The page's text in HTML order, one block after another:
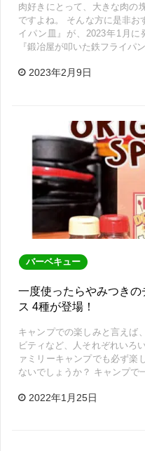
肉好きにとって、大きな肉の
ですよね。 そんな方に是非お
イパン皿』が、2023年1月に
『鍛冶屋が叩いた鉄フライパ
2023年2月9日
バーベキュー
一度使ったらやみつき
ス 4種が登場！
キャンプでの楽しみと言えば
ビティなど、人それぞれいろ
ァミリーキャンプでも必ず楽
ないでしょうか？ キャンプで
2022年1月25日